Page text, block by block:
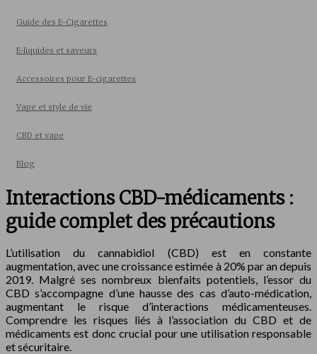
Guide des E-Cigarettes
E-liquides et saveurs
Accessoires pour E-cigarettes
Vape et style de vie
CBD et vape
Blog
Interactions CBD-médicaments :
guide complet des précautions
L’utilisation du cannabidiol (CBD) est en constante
augmentation, avec une croissance estimée à 20% par an depuis
2019. Malgré ses nombreux bienfaits potentiels, l’essor du
CBD s’accompagne d’une hausse des cas d’auto-médication,
augmentant le risque d’interactions médicamenteuses.
Comprendre les risques liés à l’association du CBD et de
médicaments est donc crucial pour une utilisation responsable
et sécuritaire.